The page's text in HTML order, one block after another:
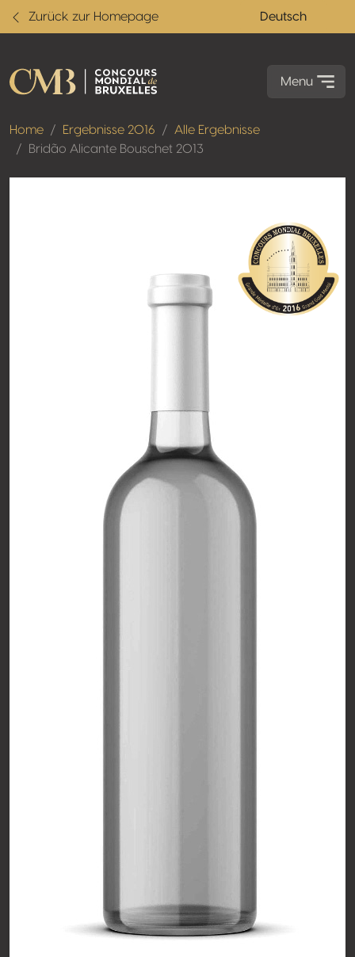
Zurück zur Homepage Deutsch
Menu
Home Ergebnisse 2016
Alle Ergebnisse
Bridão Alicante Bouschet 2013